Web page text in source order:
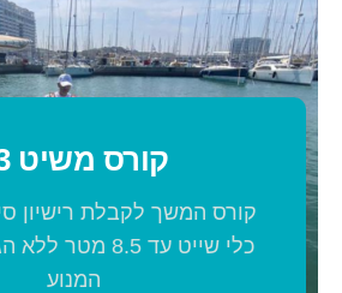
קורס משיט 13
קורס המשך לקבלת רישיון
כלי שייט עד 8.5
המנוע